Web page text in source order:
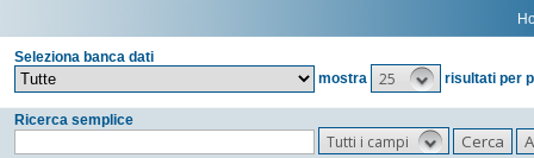
Seleziona banca dati
mostra
25 risultati per
Ricerca semplice
Tutti i campi